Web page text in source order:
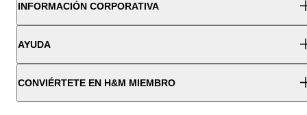
INFORMACIÓN CORPORATIVA
AYUDA
CONVIÉRTETE EN H&M MIEMBRO